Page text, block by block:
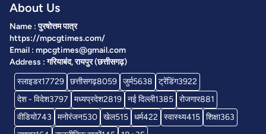
About Us
Name : पुरषोत्तम पात्र
https://mpcgtimes.com/
Email : mpcgtimes@gmail.com
Address : गरियाबंद, रायपुर (छत्तीसगढ़)
स्लाइडर17729 छत्तीसगढ़8059 जुर्म5638 ट्रेंडिंग3922
देश - विदेश3797 मध्यप्रदेश2819 नई दिल्ली1385 रोजगार881
वीडियो743 मनोरंजन530 खेल515 धर्म422 स्वास्थ्य415 शिक्षा363